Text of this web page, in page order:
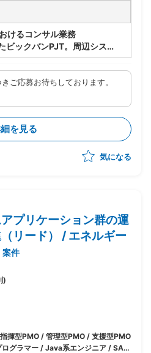
けるコンサル業務
ックバンPJT。周辺システ
務全般
ご応募お待ちしております。
を見る
気になる
アプリケーション群の運
リード） / エネルギー
案件
)
揮型PMO / 管理型PMO / 支援型PMO
グラマー / Java系エンジニア / SAP